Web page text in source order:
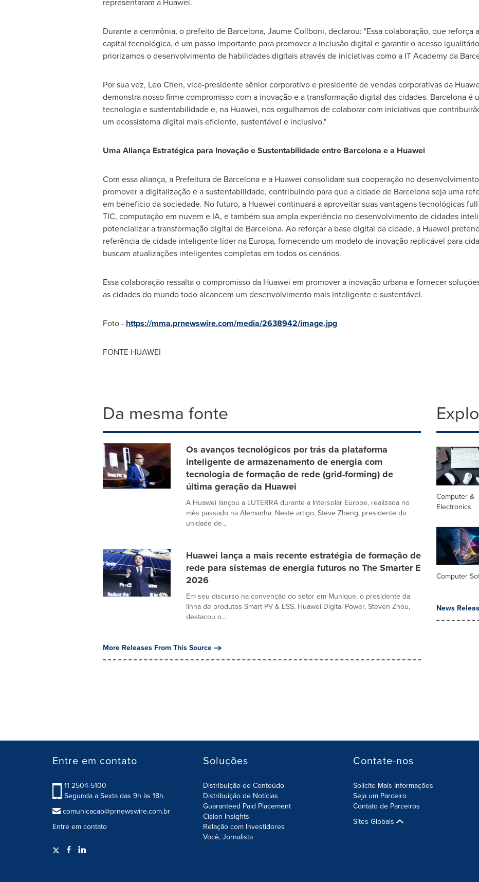
Durante a cerimônia, o prefeito de Barcelona, Jaume Collboni, declarou: "Essa colaboração, que reforça
capital tecnológica, é um passo importante para promover a inclusão digital e garantir o acesso
priorizamos o desenvolvimento de habilidades digitais através de iniciativas como a IT Academy da
Por sua vez, Leo Chen, vice-presidente sênior corporativo e presidente de vendas corporativas da
demonstra nosso firme compromisso com a inovação e a transformação digital das cidades. Barcelonaé
tecnologia e sustentabilidade e, na Huawei, nos orgulhamos de colaborar com iniciativas que
um ecossistema digital mais eficiente, sustentável e inclusivo."
Uma Aliança Estratégica para Inovação e Sustentabilidade entre Barcelona e a Huawei
Com essa aliança, a Prefeitura de Barcelonae a Huawei consolidam sua cooperação no
promover a digitalização e a sustentabilidade, contribuindo para que a cidade de Barcelonaseja uma
em benefício da sociedade. No futuro, a Huawei continuará a aproveitar suas vantagens tecnológicas
TIC, computação em nuvem e IA, e também sua ampla experiência no desenvolvimento de cidades
potencializar a transformação digital de Barcelona. Ao reforçar a base digital da cidade, a Huawei
referência de cidade inteligente líder na Europa, fornecendo um modelo de inovação replicável para
buscam atualizações inteligentes completas em todos os cenários.
Essa colaboração ressalta o compromisso da Huawei em promover a inovação urbana e fornecer
as cidades do mundo todo alcancem um desenvolvimento mais inteligente e sustentável.
Foto - https://mma.prnewswire.com/media/2638942/image.jpg
FONTE HUAWEI
Da mesma fonte
Os avanços tecnológicos por trás da plataforma
inteligente de armazenamento de energia com
tecnologia de formação de rede (grid-forming) de
última geração da Huawei
A Huawei lançou a LUTERRA durante a Intersolar Europe, realizada no
mês passado na Alemanha. Neste artigo, Steve Zheng, presidente da
unidade de...
Huawei lança a mais recente estratégia de formação de
rede para sistemas de energia futuros no The Smarter E
2026
Em seu discurso na convenção do setor em Munique, o presidente da
linha de produtos Smart PV & ESS, Huawei Digital Power, Steven Zhou,
destacou o...
More Releases From This Source
Computer &
Electronics
Computer
News
Entre em contato
11 2504-5100
Segunda a Sexta das 9h às 18h.
comunicacao@prnewswire.com.br
Entre em contato
Soluções
Distribuição de Conteúdo
Distribuição de Notícias
Guaranteed Paid Placement
Cision Insights
Relação com Investidores
Você, Jornalista
Contate-nos
Solicite Mais Informações
Seja um Parceiro
Contato de Parceiros
Sites Globais